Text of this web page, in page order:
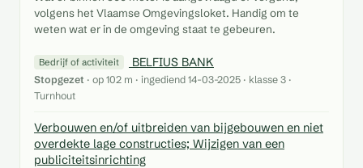
volgens het Vlaamse Omgevingsloket. Handig om te
weten wat er in de omgeving staat te gebeuren.
Bedrijf of activiteit BELFIUS BANK
Stopgezet · op 102 m · ingediend 14-03-2025 · klasse 3 ·
Turnhout
Verbouwen en/of uitbreiden van bijgebouwen en niet
overdekte lage constructies; Wijzigen van een
publiciteitsinrichting